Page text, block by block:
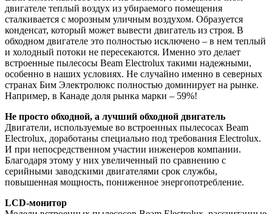
двигателе теплый воздух из убираемого помещения
сталкивается с морозным уличным воздухом. Образуется
конденсат, который может вывести двигатель из строя. В
обходном двигателе это полностью исключено – в нем теплый
и холодный потоки не пересекаются. Именно это делает
встроенные пылесосы Beam Electrolux такими надежными,
особенно в наших условиях. Не случайно именно в северных
странах Бим Электролюкс полностью доминирует на рынке.
Например, в Канаде доля рынка марки – 59%!
Не просто обходной, а лучший обходной двигатель
Двигатели, используемые во встроенных пылесосах Beam
Electrolux, доработаны специально под требования Electrolux.
И при непосредственном участии инженеров компании.
Благодаря этому у них увеличенный по сравнению с
серийными заводскими двигателями срок службы,
повышенная мощность, пониженное энергопотребление.
LCD-монитор